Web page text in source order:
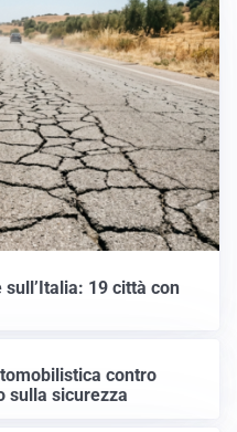
19 città con
contro
sulla sicurezza